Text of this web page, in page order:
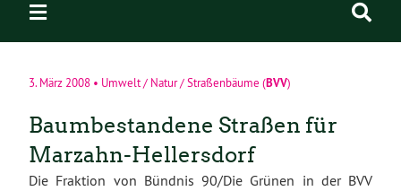
3. März 2008 • Umwelt / Natur / Straßenbäume (BVV)
Baumbestandene Straßen für
Marzahn-Hellersdorf
Die Fraktion von Bündnis 90/Die Grünen in der BVV